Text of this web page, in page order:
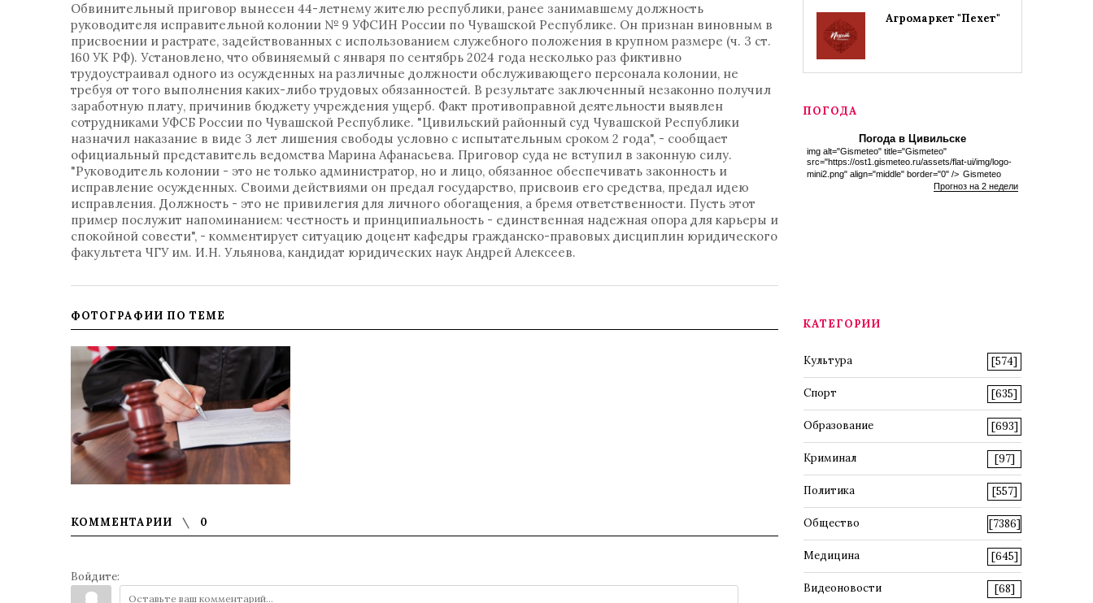
Обвинительный приговор вынесен 44-летнему жителю республики, ранее занимавшему должность
руководителя исправительной колонии № 9 УФСИН России по Чувашской Республике. Он признан виновным в
присвоении и растрате, задействованных с использованием служебного положения в крупном размере (ч. 3 ст.
160 УК РФ). Установлено, что обвиняемый с января по сентябрь 2024 года несколько раз фиктивно
трудоустраивал одного из осужденных на различные должности обслуживающего персонала колонии, не
требуя от того выполнения каких-либо трудовых обязанностей. В результате заключенный незаконно получил
заработную плату, причинив бюджету учреждения ущерб. Факт противоправной деятельности выявлен
сотрудниками УФСБ России по Чувашской Республике. "Цивильский районный суд Чувашской Республики
назначил наказание в виде 3 лет лишения свободы условно с испытательным сроком 2 года", - сообщает
официальный представитель ведомства Марина Афанасьева. Приговор суда не вступил в законную силу.
"Руководитель колонии - это не только администратор, но и лицо, обязанное обеспечивать законность и
исправление осужденных. Своими действиями он предал государство, присвоив его средства, предал идею
исправления. Должность - это не привилегия для личного обогащения, а бремя ответственности. Пусть этот
пример послужит напоминанием: честность и принципиальность - единственная надежная опора для карьеры и
спокойной совести", - комментирует ситуацию доцент кафедры гражданско-правовых дисциплин юридического
факультета ЧГУ им. И.Н. Ульянова, кандидат юридических наук Андрей Алексеев.
ФОТОГРАФИИ ПО ТЕМЕ
КОММЕНТАРИИ 0
Войдите:
Агромаркет "Пехет"
ПОГОДА
Погода в Цивильске
img alt="Gismeteo" title="Gismeteo"
src="https://ost1.gismeteo.ru/assets/flat-ui/img/logo-
mini2.png" align="middle" border="0" /> Gismeteo
Прогноз на 2 недели
КАТЕГОРИИ
Культура [574]
Спорт [635]
Образование [693]
Криминал [97]
Политика [557]
Общество [7386]
Медицина [645]
Видеоновости [68]